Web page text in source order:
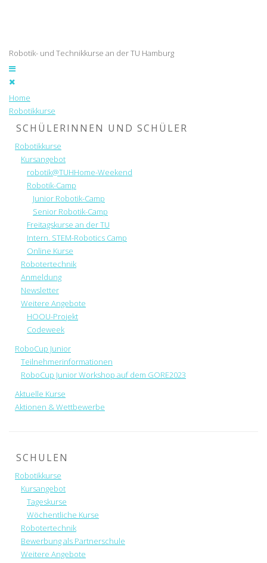
Robotik- und Technikkurse an der TU Hamburg
Home
Robotikkurse
SCHÜLERINNEN UND SCHÜLER
Robotikkurse
Kursangebot
robotik@TUHHome-Weekend
Robotik-Camp
Junior Robotik-Camp
Senior Robotik-Camp
Freitagskurse an der TU
Intern. STEM-Robotics Camp
Online Kurse
Robotertechnik
Anmeldung
Newsletter
Weitere Angebote
HOOU-Projekt
Codeweek
RoboCup Junior
Teilnehmerinformationen
RoboCup Junior Workshop auf dem GORE2023
Aktuelle Kurse
Aktionen & Wettbewerbe
SCHULEN
Robotikkurse
Kursangebot
Tageskurse
Wöchentliche Kurse
Robotertechnik
Bewerbung als Partnerschule
Weitere Angebote